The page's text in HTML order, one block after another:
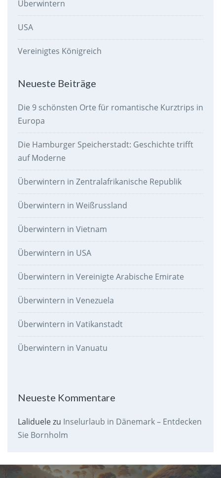
Überwintern
USA
Vereinigtes Königreich
Neueste Beiträge
Die 9 schönsten Orte für romantische Kurztrips in
Europa
Die Hamburger Speicherstadt: Geschichte trifft
auf Moderne
Überwintern in Zentralafrikanische Republik
Überwintern in Weißrussland
Überwintern in Vietnam
Überwintern in USA
Überwintern in Vereinigte Arabische Emirate
Überwintern in Venezuela
Überwintern in Vatikanstadt
Überwintern in Vanuatu
Neueste Kommentare
Laliduelezu Inselurlaub in Dänemark – Entdecken
Sie Bornholm